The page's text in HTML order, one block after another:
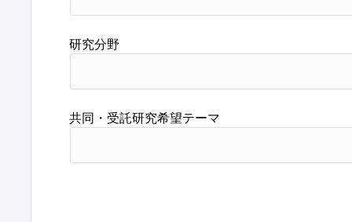
研究分野
共同・受託研究希望テーマ